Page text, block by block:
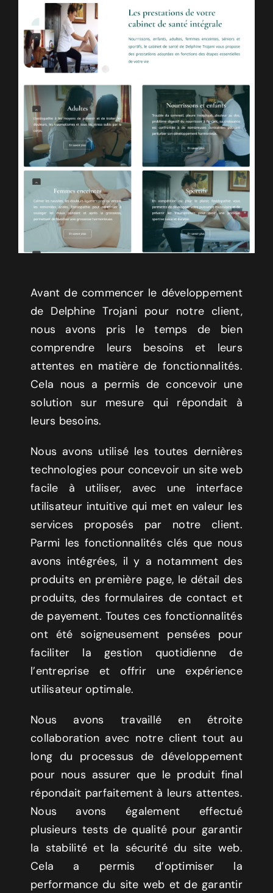
Avant de commencer le développement
de Delphine Trojani pour notre client,
nous avons pris le temps de bien
comprendre leurs besoins et leurs
attentes en matière de fonctionnalités.
Cela nous a permis de concevoir une
solution sur mesure qui répondait à
leurs besoins.
Nous avons utilisé les toutes dernières
technologies pour concevoir un site web
facile à utiliser, avec une interface
utilisateur intuitive qui met en valeur les
services proposés par notre client.
Parmi les fonctionnalités clés que nous
avons intégrées, il y a notamment des
produits en première page, le détail des
produits, des formulaires de contact et
de payement. Toutes ces fonctionnalités
ont été soigneusement pensées pour
faciliter la gestion quotidienne de
l’entreprise et offrir une expérience
utilisateur optimale.
Nous avons travaillé en étroite
collaboration avec notre client tout au
long du processus de développement
pour nous assurer que le produit final
répondait parfaitement à leurs attentes.
Nous avons également effectué
plusieurs tests de qualité pour garantir
la stabilité et la sécurité du site web.
Cela a permis d’optimiser la
performance du site web et de garantir